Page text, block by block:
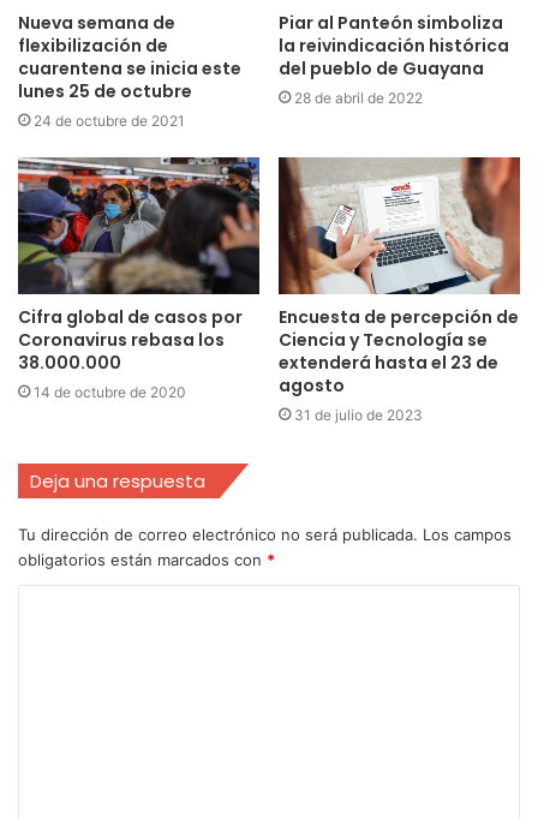
Nueva semana de
flexibilización de
cuarentena se inicia este
lunes 25 de octubre
24 de octubre de 2021
Piar al Panteón simboliza
la reivindicación histórica
del pueblo de Guayana
28 de abril de 2022
Cifra global de casos por
Coronavirus rebasa los
38.000.000
14 de octubre de 2020
Encuesta de percepción de
Ciencia y Tecnología se
extenderá hasta el 23 de
agosto
31 de julio de 2023
Deja una respuesta
Tu dirección de correo electrónico no será publicada. Los campos
obligatorios están marcados con *